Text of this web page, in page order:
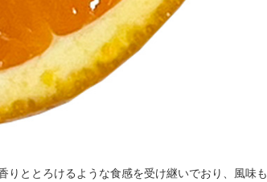
ととろけるような食感を受け継いでおり、風味も